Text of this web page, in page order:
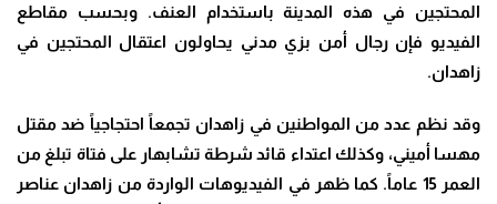
المحتجين في هذه المدينة باستخدام العنف. وبحسب مقاطع
الفيديو فإن رجال أمن بزي مدني يحاولون اعتقال المحتجين في
زاهدان.
وقد نظم عدد من المواطنين في زاهدان تجمعاً احتجاجياً ضد مقتل
مهسا أميني، وكذلك اعتداء قائد شرطة تشابهار على فتاة تبلغ من
العمر 15 عاماً. كما ظهر في الفيديوهات الواردة من زاهدان عناصر